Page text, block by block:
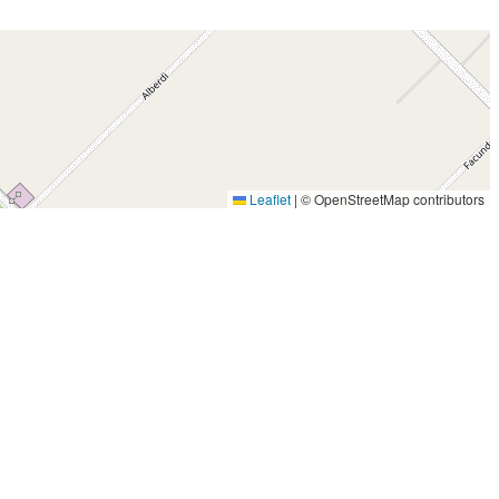
Leaflet | © OpenStreetMap contributors